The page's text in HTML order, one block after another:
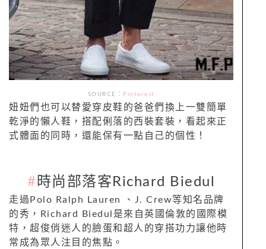
SOURCE： Pinterest
妞妞們也可以替愛穿皮鞋的爸爸們換上一雙簡單
乾淨的懶人鞋，搭配俐落的西裝套裝，看起來正
式體面的同時，還能保有一點自己的個性！
# 時尚部落客Richard Biedul
走過Polo Ralph Lauren 、J. Crew等知名品牌
的秀，Richard Biedul是來自英國倫敦的國際模
特，超俊俏迷人的臉蛋和超人的穿搭功力讓他時
常成為眾人注目的焦點。